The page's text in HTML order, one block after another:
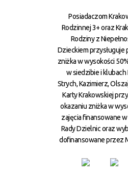
Posiadaczom
Rodzinnej 3+ oraz
Rodziny z
Dzieckiem przysługuje
zniżka w wysokości
w siedzibie i klubach
Strych, Kazimierz,
Karty Krakowskiej
okazaniu zniżka w
zajęcia finansowane w
Rady Dzielnic oraz
dofinansowane przez